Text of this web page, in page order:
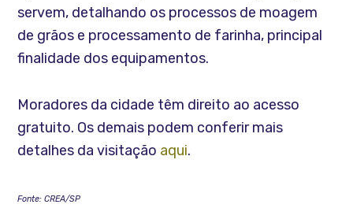
servem, detalhando os processos de moagem
de grãos e processamento de farinha, principal
finalidade dos equipamentos.
Moradores da cidade têm direito ao acesso
gratuito. Os demais podem conferir mais
detalhes da visitação aqui.
Fonte: CREA/SP